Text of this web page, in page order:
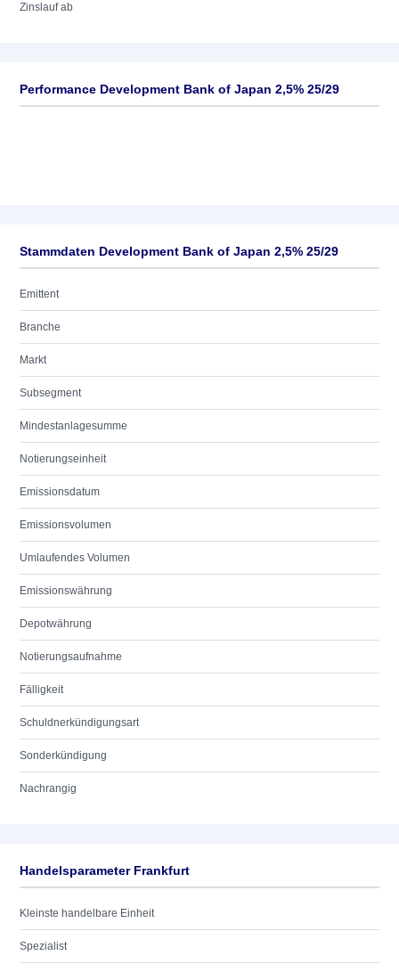
Zinslauf ab
Performance Development Bank of Japan 2,5% 25/29
Stammdaten Development Bank of Japan 2,5% 25/29
Emittent
Branche
Markt
Subsegment
Mindestanlagesumme
Notierungseinheit
Emissionsdatum
Emissionsvolumen
Umlaufendes Volumen
Emissionswährung
Depotwährung
Notierungsaufnahme
Fälligkeit
Schuldnerkündigungsart
Sonderkündigung
Nachrangig
Handelsparameter Frankfurt
Kleinste handelbare Einheit
Spezialist